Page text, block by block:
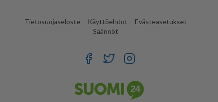
Tietosuojaseloste Käyttöehdot
Evästeasetukset
Säännöt